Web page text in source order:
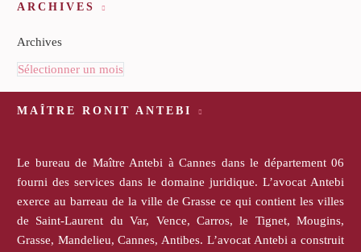
ARCHIVES
Archives
Sélectionner un mois
MAÎTRE RONIT ANTEBI
Le bureau de Maître Antebi à Cannes dans le département 06
fourni des services dans le domaine juridique. L’avocat Antebi
exerce au barreau de la ville de Grasse ce qui contient les villes
de Saint-Laurent du Var, Vence, Carros, le Tignet, Mougins,
Grasse, Mandelieu, Cannes, Antibes. L’avocat Antebi a construit